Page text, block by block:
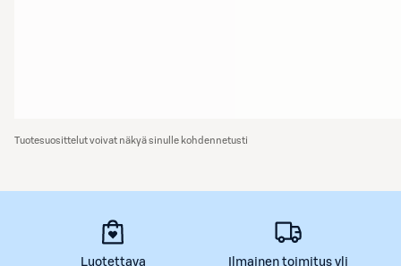
Tuotesuosittelut voivat näkyä sinulle kohdennetusti
Luotettava
Ilmainen toimitus yli